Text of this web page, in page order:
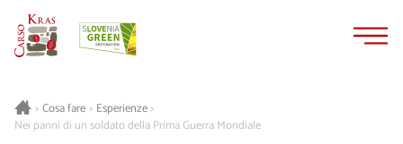
>Cosa fare> Esperienze>
Nei panni di un soldato della Prima Guerra Mondiale